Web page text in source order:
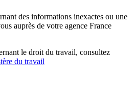
des informations inexactes ou une
auprès de votre agence France
le droit du travail, consultez
du travail